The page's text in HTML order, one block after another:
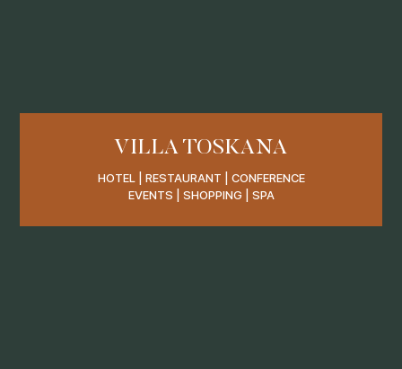
VILLA TOSKANA
HOTEL | RESTAURANT | CONFERENCE
EVENTS | SHOPPING | SPA